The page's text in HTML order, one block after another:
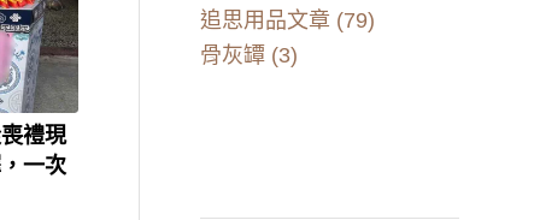
禮現
一次
追思用品文章 (79)
骨灰罈(3)